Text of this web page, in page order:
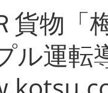
物「
ル運転